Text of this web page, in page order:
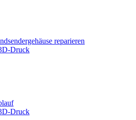
reparieren
Druck
Druck